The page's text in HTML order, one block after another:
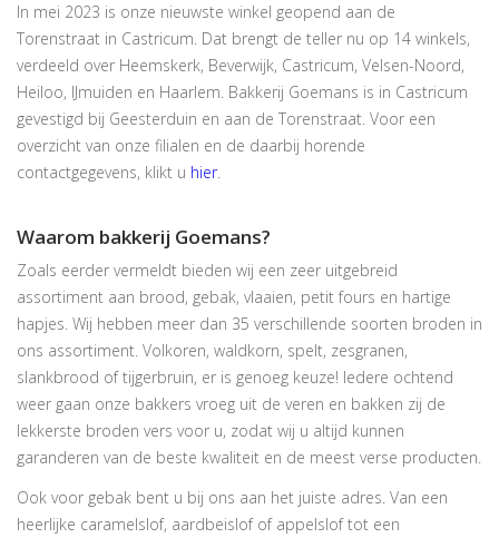
In mei 2023 is onze nieuwste winkel geopend aan de
Torenstraat in Castricum. Dat brengt de teller nu op 14 winkels,
verdeeld over Heemskerk, Beverwijk, Castricum, Velsen-Noord,
Heiloo, IJmuiden en Haarlem. Bakkerij Goemans is in Castricum
gevestigd bij Geesterduin en aan de Torenstraat. Voor een
overzicht van onze filialen en de daarbij horende
contactgegevens, klikt u hier.
Waarom bakkerij Goemans?
Zoals eerder vermeldt bieden wij een zeer uitgebreid
assortiment aan brood, gebak, vlaaien, petit fours en hartige
hapjes. Wij hebben meer dan 35 verschillende soorten broden in
ons assortiment. Volkoren, waldkorn, spelt, zesgranen,
slankbrood of tijgerbruin, er is genoeg keuze! Iedere ochtend
weer gaan onze bakkers vroeg uit de veren en bakken zij de
lekkerste broden vers voor u, zodat wij u altijd kunnen
garanderen van de beste kwaliteit en de meest verse producten.
Ook voor gebak bent u bij ons aan het juiste adres. Van een
heerlijke caramelslof, aardbeislof of appelslof tot een